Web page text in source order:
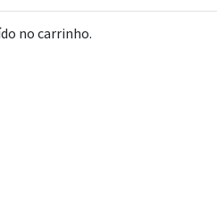
no carrinho.